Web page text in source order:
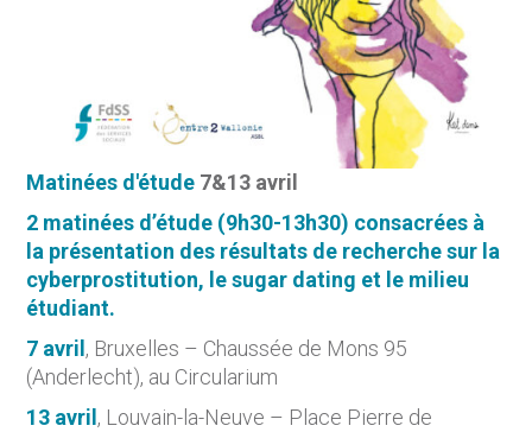
Matinées d'étude 7&13 avril
2 matinées d’étude (9h30-13h30) consacrées à
la présentation des résultats de recherche sur la
cyberprostitution, le sugar dating et le milieu
étudiant.
7 avril , Bruxelles – Chaussée de Mons 95
(Anderlecht), au Circularium
13 avril , Louvain-la-Neuve – Place Pierre de